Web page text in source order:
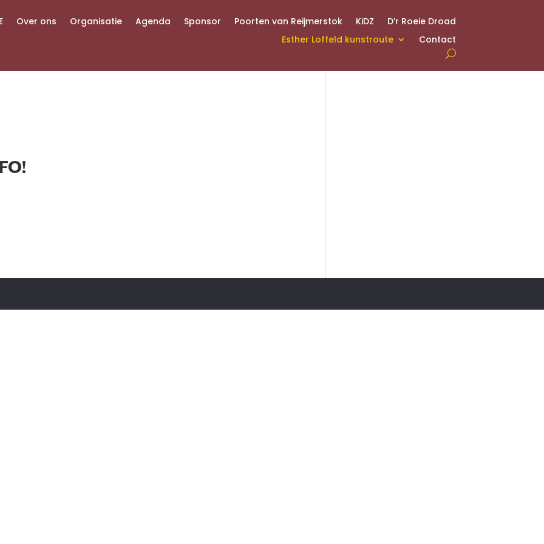
Over ons Organisatie Agenda Sponsor Poorten van Reijmerstok KiDZ
D’r Roeie Droad
Esther Loffeld kunstroute
Contact